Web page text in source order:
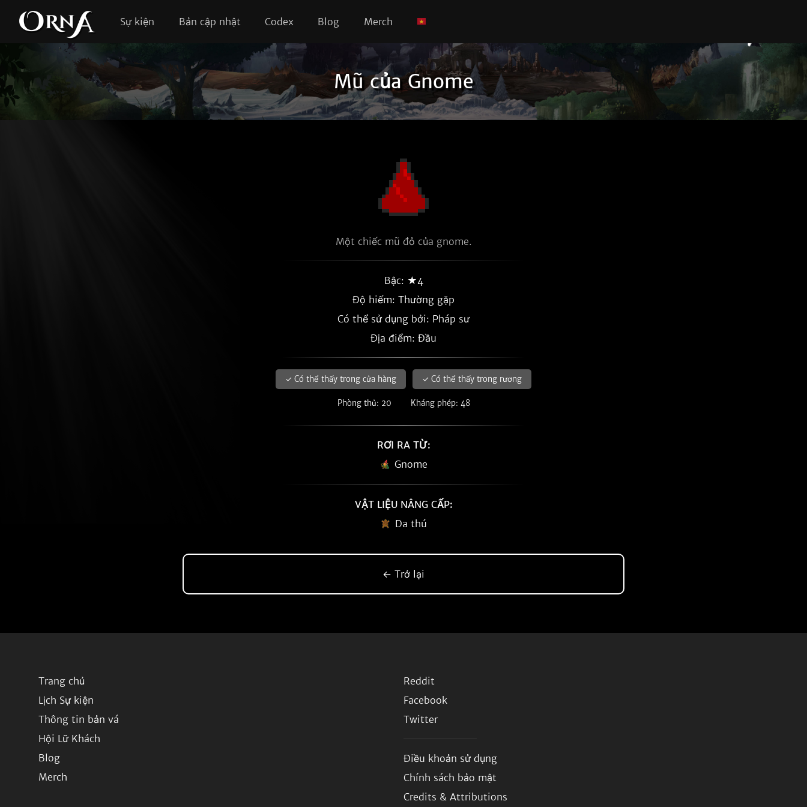
Sự kiện Bản cập nhật Codex Blog Merch
Mũ của Gnome
Một chiếc mũ đỏ của gnome.
Bậc: ★4
Độ hiếm: Thường gặp
Có thể sử dụng bởi: Pháp sư
Địa điểm: Đầu
✓ Có thể thấy trong cửa hàng ✓ Có thể thấy trong rương
Phòng thủ: 20 Kháng phép: 48
RƠI RA TỪ:
Gnome
VẬT LIỆU NÂNG CẤP:
Da thú
← Trở lại
Trang chủ
Lịch Sự kiện
Thông tin bản vá
Hội Lữ Khách
Blog
Merch
Reddit
Facebook
Twitter
Điều khoản sử dụng
Chính sách bảo mật
Credits & Attributions